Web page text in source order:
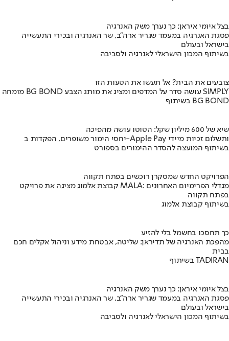
בצל איומי איראן: כך נערך משק האנרגיה
פסגת האנרגיה במעמד שגריר ארה"ב, שר האנרגיה ובכירי התעשייה
בישראל ובעולם
בשיתוף המכון הישראלי לאנרגיה ולסביבה
צובעים את הבית? אל תעשו את הטעות הזו
מומחה BG BOND עושה סדר על המדפים ומציג את מותג הצבע SIMPLY
בשיתוף BG BOND
שיא של 600 מיליון שקל: הטוטו עושה מהפיכה
יחסי הימור משופרים, הפקדות ב-Apple Pay ותשלום זכיות מיידי
בשיתוף המועצה להסדר ההימורים בספורט
הפרויקט החדש שמסקרן רוכשים בפתח תקווה
קבוצת אלמוג מציגה את פרויקט MALA: מגדלי הפרימיום האחרונים
בפתח תקווה
בשיתוף קבוצת אלמוג
כך תחסכו בחשמל בלי להזיע
מהפכת האנרגיה של תדיראן: שליטה, אבטחת מידע וניהול אקלים חכם
בבית
בשיתוף TADIRAN
בצל איומי איראן: כך נערך משק האנרגיה
פסגת האנרגיה במעמד שגריר ארה"ב, שר האנרגיה ובכירי התעשייה
בישראל ובעולם
בשיתוף המכון הישראלי לאנרגיה ולסביבה